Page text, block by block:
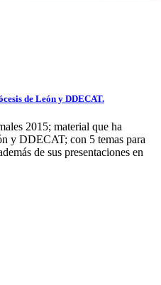
de León y DDECAT.
2015; material que ha
y DDECAT; con 5 temas para
de sus presentaciones en